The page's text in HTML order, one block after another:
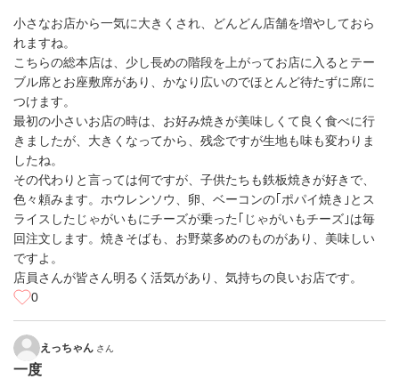
小さなお店から一気に大きくされ、どんどん店舗を増やしておら
れますね。
こちらの総本店は、少し長めの階段を上がってお店に入るとテー
ブル席とお座敷席があり、かなり広いのでほとんど待たずに席に
つけます。
最初の小さいお店の時は、お好み焼きが美味しくて良く食べに行
きましたが、大きくなってから、残念ですが生地も味も変わりま
したね。
その代わりと言っては何ですが、子供たちも鉄板焼きが好きで、
色々頼みます。ホウレンソウ、卵、ベーコンの｢ポパイ焼き｣とス
ライスしたじゃがいもにチーズが乗った｢じゃがいもチーズ｣は毎
回注文します。焼きそばも、お野菜多めのものがあり、美味しい
ですよ。
店員さんが皆さん明るく活気があり、気持ちの良いお店です。
0
えっちゃん さん
一度